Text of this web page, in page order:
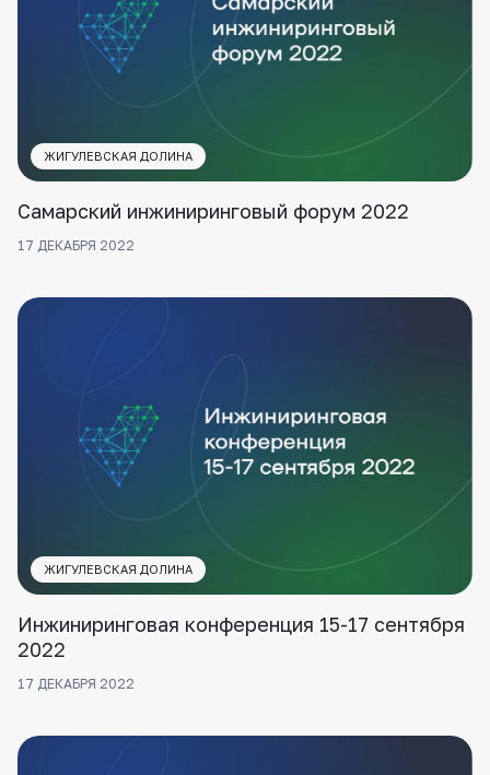
ЖИГУЛЕВСКАЯ ДОЛИНА
Самарский инжиниринговый форум 2022
17 ДЕКАБРЯ 2022
ЖИГУЛЕВСКАЯ ДОЛИНА
Инжиниринговая конференция 15-17 сентября
2022
17 ДЕКАБРЯ 2022